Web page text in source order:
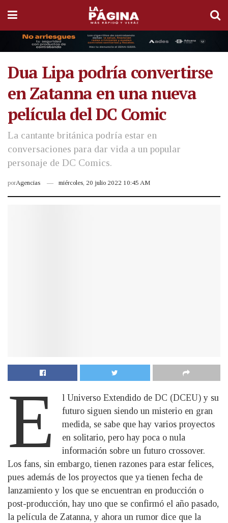
Dua Lipa podría convertirse
en Zatanna en una nueva
película del DC Comic
La cantante británica podría estar en
conversaciones para dar vida a un popular
personaje de DC Comics.
porAgencias miércoles, 20 julio 2022 10:45 AM
E
l Universo Extendido de DC (DCEU) y su
futuro siguen siendo un misterio en gran
medida, se sabe que hay varios proyectos
en solitario, pero hay poca o nula
información sobre un futuro crossover.
Los fans, sin embargo, tienen razones para estar felices,
pues además de los proyectos que ya tienen fecha de
lanzamiento y los que se encuentran en producción o
post-producción, hay uno que se confirmó el año pasado,
la película de Zatanna, y ahora un rumor dice que la